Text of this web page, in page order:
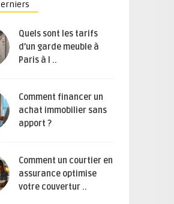
Quels sont les tarifs
d’un garde meuble à
Paris à l ..
Comment financer un
achat immobilier sans
apport ?
Comment un courtier en
assurance optimise
votre couvertur ..